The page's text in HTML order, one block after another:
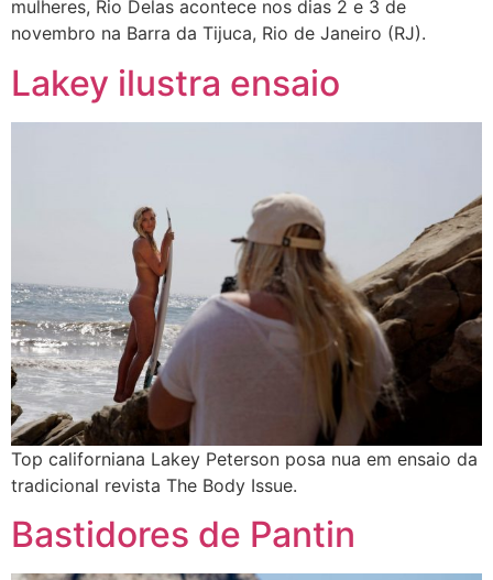
mulheres, Rio Delas acontece nos dias 2 e 3 de
novembro na Barra da Tijuca, Rio de Janeiro (RJ).
Lakey ilustra ensaio
Top californiana Lakey Peterson posa nua em ensaio da
tradicional revista The Body Issue.
Bastidores de Pantin